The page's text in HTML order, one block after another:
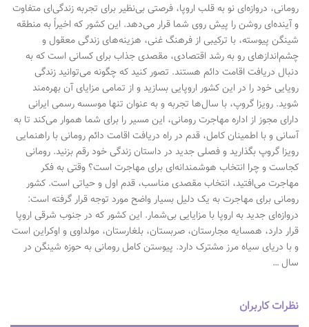
رومانی، دروازه‌ای نو به قلب اروپا، فرصتی بی‌نظیر برای تجربه زندگی‌ای متفاوت
و آینده‌ای روشن را پیش روی شما قرار می‌دهد. این کشور که اخیراً به منطقه
شینگن پیوسته، با ترکیبی از فرهنگ غنی، هزینه‌های زندگی معقول و
چشم‌اندازهای رو به رشد اقتصادی، مقصدی جذاب برای کسانی است که به
دنبال دریافت اقامت دائم هستند. تصور کنید که چگونه می‌توانید زندگی
رویایی خود را در این کشور اروپایی بسازید و از تمامی مزایای آن بهره‌مند
شوید. رویزا گروپ، با سال‌ها تجربه و به عنوان تنها موسسه رسمی ایرانی
دارای مجوز از اداره مهاجرت رومانی، این مسیر را برای شما هموار می‌کند تا به
آسانی و با اطمینان کامل، قدم در راه دریافت اقامت دائم رومانی با راهنمایی
رویزا گروپ بگذارید و فصلی جدید در داستان زندگی خود رقم بزنید. رومانی
کجاست و چرا انتخاب هوشمندانه‌ای برای مهاجرت است؟ وقتی به فکر
مهاجرت می‌افتید، انتخاب مقصدی مناسب، قدم اول و حیاتی است. کشور
رومانی برای مهاجرت به یک دلیل بسیار واضح مورد توجه قرار گرفته است:
دروازه‌ای جدید به اروپا با مزایایی بی‌شمار. این کشور که در جنوب شرقی اروپا
قرار دارد، همسایه مجارستان، صربستان، بلغارستان، مولداوی و اوکراین است
و با دریای سیاه مرز مشترک دارد. پیوستن کامل رومانی به حوزه شینگن در
سال …
نظرات کاربران